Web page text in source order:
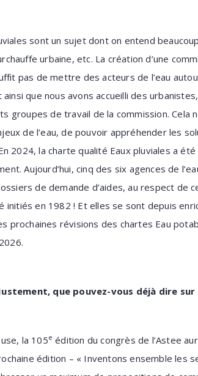
sont un sujet dont on entend
urbaine, etc. La création d’une
pas de mettre des acteurs de l’eau
que nous avons accueilli des
groupes de travail de la commission. Cela
de l’eau, de pouvoir appréhender les
2024, la charte qualité Eaux pluviales a
Aujourd’hui, cinq des six agences de
de demande d’aides, au respect de
en 1982 ! Et elles se sont depuis
prochaines révisions des chartes Eau
Justement, que pouvez-vous déjà dire
la 105e édition du congrès de l’Astee
édition – « Inventons ensemble les